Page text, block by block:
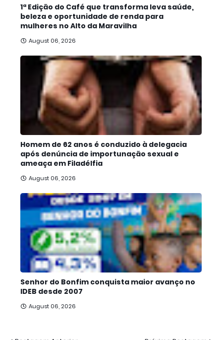
1ª Edição do Café que transforma leva saúde,
beleza e oportunidade de renda para
mulheres no Alto da Maravilha
August 06, 2026
Homem de 62 anos é conduzido à delegacia
após denúncia de importunação sexual e
ameaça em Filadélfia
August 06, 2026
Senhor do Bonfim conquista maior avanço no
IDEB desde 2007
August 06, 2026